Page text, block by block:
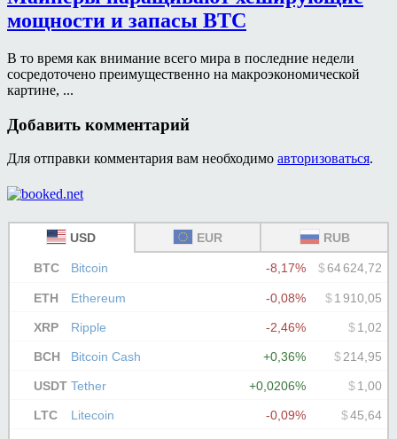
мощности и запасы BTC
В то время как внимание всего мира в последние недели
сосредоточено преимущественно на макроэкономической
картине, ...
Добавить комментарий
Для отправки комментария вам необходимо авторизоваться.